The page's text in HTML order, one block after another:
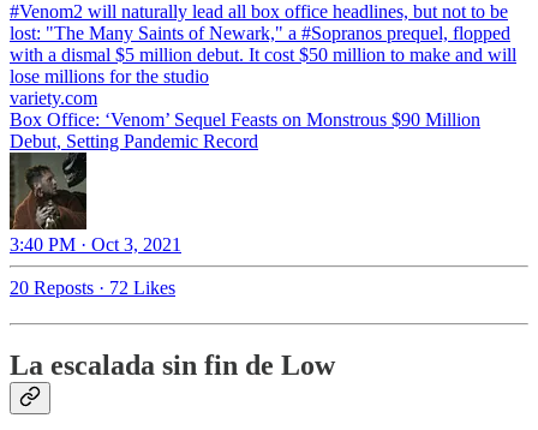
#Venom2 will naturally lead all box office headlines, but not to be
lost: "The Many Saints of Newark," a #Sopranos prequel, flopped
with a dismal $5 million debut. It cost $50 million to make and will
lose millions for the studio
variety.com
Box Office: ‘Venom’ Sequel Feasts on Monstrous $90 Million
Debut, Setting Pandemic Record
3:40 PM · Oct 3, 2021
20 Reposts · 72 Likes
La escalada sin fin de Low